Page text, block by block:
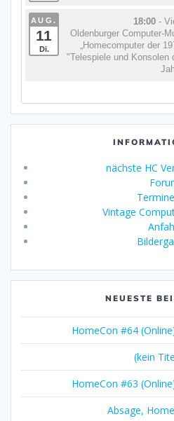
AUG.
11
Di.
18:00 -
Oldenburger Computer-
„Homecomputer der
"Telespiele und Konsolen
nächste HC
Vintage
NEUESTE
HomeCon #64
(kein
HomeCon #63
Absage,